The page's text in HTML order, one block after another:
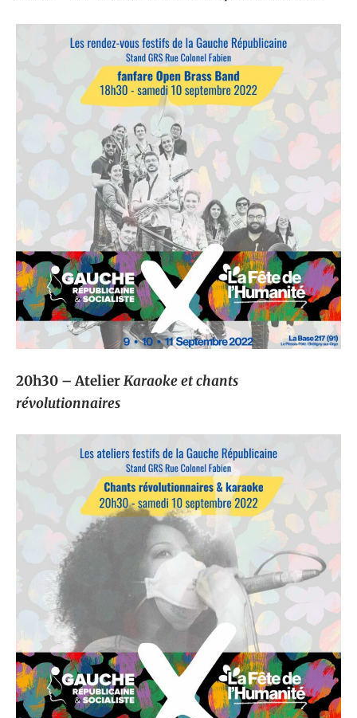
20h30 – AtelierKaraoke et chants
révolutionnaires